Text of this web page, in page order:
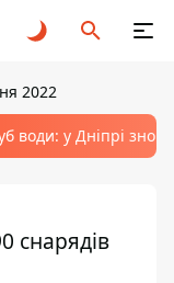
2022
води: у Дніпрі
cнарядів